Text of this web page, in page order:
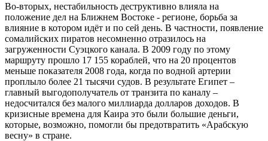
Во-вторых, нестабильность деструктивно влияла на
положение дел на Ближнем Востоке - регионе, борьба за
влияние в котором идёт и по сей день. В частности, появление
сомалийских пиратов несомненно отразилось на
загруженности Суэцкого канала. В 2009 году по этому
маршруту прошло 17 155 кораблей, что на 20 процентов
меньше показателя 2008 года, когда по водной артерии
проплыло более 21 тысячи судов. В результате Египет –
главный выгодополучатель от транзита по каналу –
недосчитался без малого миллиарда долларов доходов. В
кризисные времена для Каира это были большие деньги,
которые, возможно, помогли бы предотвратить «Арабскую
весну» в стране.